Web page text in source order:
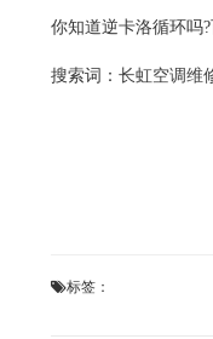
你知道逆卡洛循环吗
搜索词： 长虹空调维
标签：